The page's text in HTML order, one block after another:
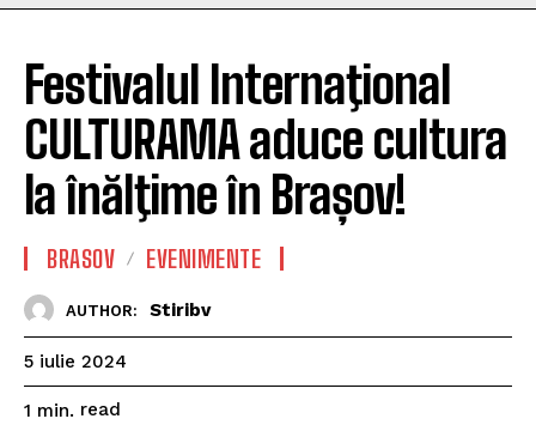
Festivalul Internaţional
CULTURAMA aduce cultura
la înălţime în Brașov!
BRASOV EVENIMENTE
AUTHOR: Stiribv
5 iulie 2024
1 min. read